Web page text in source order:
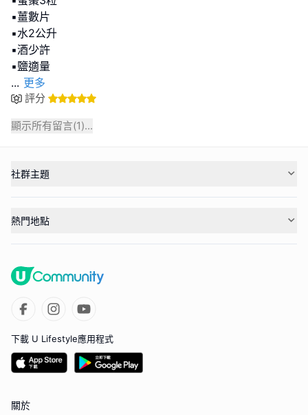
▪薑數片
▪水2公升
▪酒少許
... 更多
評分
顯示所有留言(1)...
社群主題
熱門地點
下載 U Lifestyle應用程式
關於